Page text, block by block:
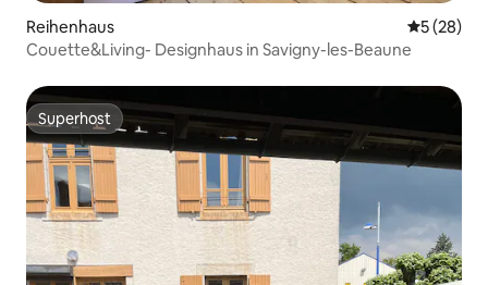
Reihenhaus
5 (28)
Couette&Living- Designhaus in Savigny-les-Beaune
Superhost
Superhost